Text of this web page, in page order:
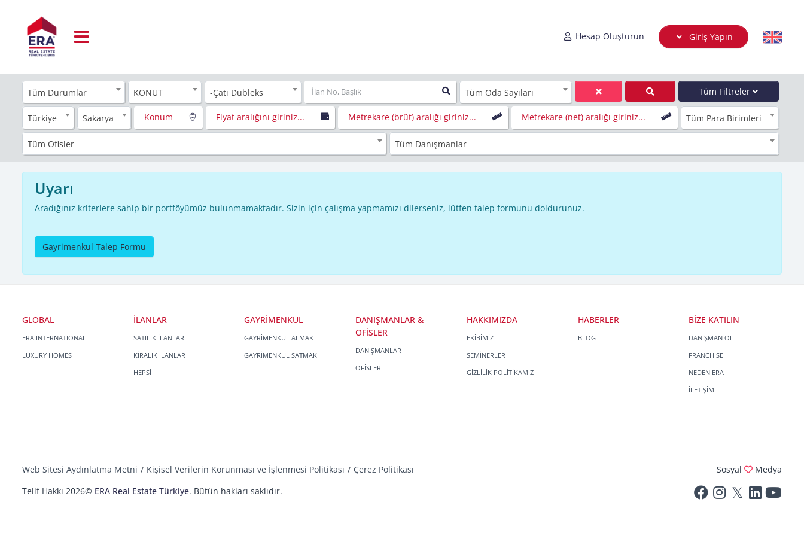
Hesap Oluşturun Giriş Yapın
Tüm Durumlar KONUT -Çatı Dubleks Tüm Oda Sayıları Tüm Filtreler
Türkiye Sakarya Konum Fiyat aralığını giriniz... Metrekare (brüt) aralığı giriniz... Metrekare (net) aralığı giriniz... Tüm Para Birimleri
Tüm Ofisler Tüm Danışmanlar
Uyarı
Aradığınız kriterlere sahip bir portföyümüz bulunmamaktadır. Sizin için çalışma yapmamızı dilerseniz, lütfen talep formunu doldurunuz.
Gayrimenkul Talep Formu
GLOBAL
ERA INTERNATIONAL
LUXURY HOMES
İLANLAR
SATILIK İLANLAR
KİRALIK İLANLAR
HEPSİ
GAYRİMENKUL
GAYRİMENKUL ALMAK
GAYRİMENKUL SATMAK
DANIŞMANLAR &
OFİSLER
DANIŞMANLAR
OFİSLER
HAKKIMIZDA
EKİBİMİZ
SEMİNERLER
GİZLİLİK POLİTİKAMIZ
HABERLER
BLOG
BİZE KATILIN
DANIŞMAN OL
FRANCHISE
NEDEN ERA
İLETİŞİM
Web Sitesi Aydınlatma Metni Kişisel Verilerin Korunması ve İşlenmesi Politikası
Çerez Politikası
Telif Hakkı 2026© ERA Real Estate Türkiye. Bütün hakları saklıdır.
Sosyal Medya